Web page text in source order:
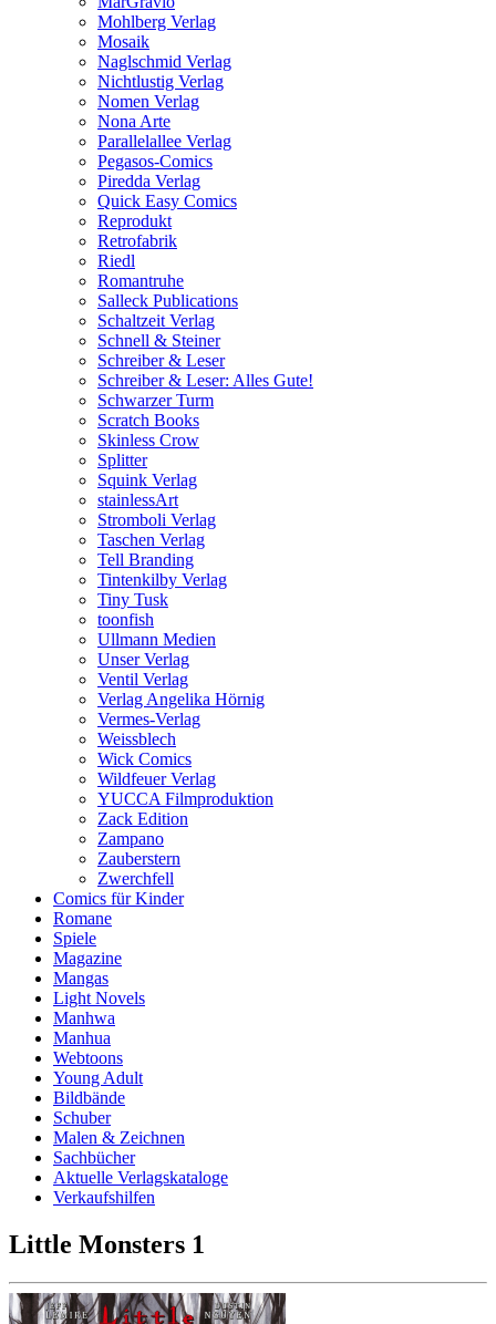
Mohlberg Verlag
Mosaik
Naglschmid Verlag
Nichtlustig Verlag
Nomen Verlag
Nona Arte
Parallelallee Verlag
Pegasos-Comics
Piredda Verlag
Quick Easy Comics
Reprodukt
Retrofabrik
Riedl
Romantruhe
Salleck Publications
Schaltzeit Verlag
Schnell & Steiner
Schreiber & Leser
Schreiber & Leser: Alles Gute!
Schwarzer Turm
Scratch Books
Skinless Crow
Splitter
Squink Verlag
stainlessArt
Stromboli Verlag
Taschen Verlag
Tell Branding
Tintenkilby Verlag
Tiny Tusk
toonfish
Ullmann Medien
Unser Verlag
Ventil Verlag
Verlag Angelika Hörnig
Vermes-Verlag
Weissblech
Wick Comics
Wildfeuer Verlag
YUCCA Filmproduktion
Zack Edition
Zampano
Zauberstern
Zwerchfell
Comics für Kinder
Romane
Spiele
Magazine
Mangas
Light Novels
Manhwa
Manhua
Webtoons
Young Adult
Bildbände
Schuber
Malen & Zeichnen
Sachbücher
Aktuelle Verlagskataloge
Verkaufshilfen
Little Monsters 1